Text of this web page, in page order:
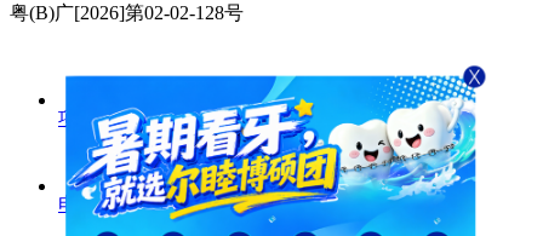
粤(B)广[2026]第02-02-128号
项目
电话